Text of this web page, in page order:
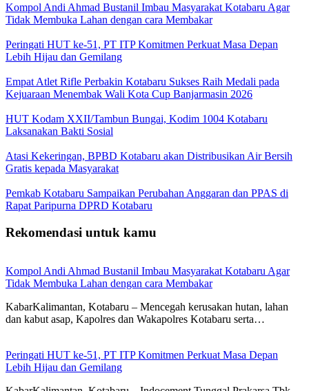
Kompol Andi Ahmad Bustanil Imbau Masyarakat Kotabaru Agar
Tidak Membuka Lahan dengan cara Membakar
Peringati HUT ke-51, PT ITP Komitmen Perkuat Masa Depan
Lebih Hijau dan Gemilang
Empat Atlet Rifle Perbakin Kotabaru Sukses Raih Medali pada
Kejuaraan Menembak Wali Kota Cup Banjarmasin 2026
HUT Kodam XXII/Tambun Bungai, Kodim 1004 Kotabaru
Laksanakan Bakti Sosial
Atasi Kekeringan, BPBD Kotabaru akan Distribusikan Air Bersih
Gratis kepada Masyarakat
Pemkab Kotabaru Sampaikan Perubahan Anggaran dan PPAS di
Rapat Paripurna DPRD Kotabaru
Rekomendasi untuk kamu
Kompol Andi Ahmad Bustanil Imbau Masyarakat Kotabaru Agar
Tidak Membuka Lahan dengan cara Membakar
KabarKalimantan, Kotabaru – Mencegah kerusakan hutan, lahan
dan kabut asap, Kapolres dan Wakapolres Kotabaru serta…
Peringati HUT ke-51, PT ITP Komitmen Perkuat Masa Depan
Lebih Hijau dan Gemilang